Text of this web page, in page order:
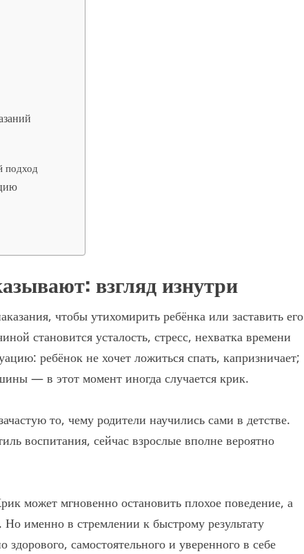
подход
взгляд изнутри
чтобы утихомирить ребёнка или заставить его
становится усталость, стресс, нехватка времени
ребёнок не хочет ложиться спать, капризничает;
— в этот момент иногда случается крик.
то, чему родители научились сами в детстве.
воспитания, сейчас взрослые вполне вероятно
может мгновенно остановить плохое поведение, а
Но именно в стремлении к быстрому результату
самостоятельного и уверенного в себе